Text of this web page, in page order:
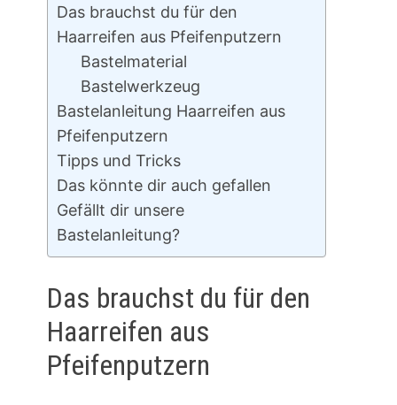
Das brauchst du für den
Haarreifen aus Pfeifenputzern
Bastelmaterial
Bastelwerkzeug
Bastelanleitung Haarreifen aus
Pfeifenputzern
Tipps und Tricks
Das könnte dir auch gefallen
Gefällt dir unsere
Bastelanleitung?
Das brauchst du für den
Haarreifen aus
Pfeifenputzern